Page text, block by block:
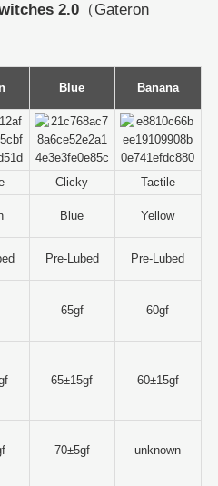
2.0（Gateron
Blue Banana
Clicky
Tactile
Blue Yellow
Pre-Lubed Pre-Lubed
65gf 60gf
65±15gf 60±15gf
70±5gf unknown